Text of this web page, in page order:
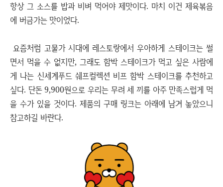
항상 그 소스를 밥과 비벼 먹어야 제맛이다. 마치 이건 제육볶음
에 버금가는 맛이었다.
요즘처럼 고물가 시대에 레스토랑에서 우아하게 스테이크는 썰
면서 먹을 수 없지만, 그래도 함박 스테이크가 먹고 싶은 사람에
게 나는 신세계푸드 쉐프컬렉션 비프 함박 스테이크를 추천하고
싶다. 단돈 9,900원으로 우리는 무려 세 끼를 아주 만족스럽게 먹
을 수가 있을 것이다. 제품의 구매 링크는 아래에 남겨 놓았으니
참고하길 바란다.